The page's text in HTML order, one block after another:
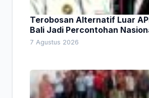
Terobosan Alternatif Luar
Bali Jadi Percontohan
Pembiayaan Daerah
7 Agustus 2026